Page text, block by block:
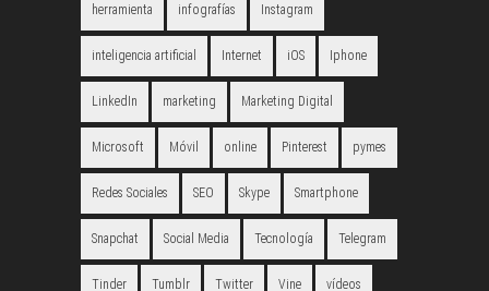
herramienta infografías Instagram
inteligencia artificial Internet iOS Iphone
LinkedIn marketing Marketing Digital
Microsoft Móvil online Pinterest pymes
Redes Sociales SEO Skype Smartphone
Snapchat Social Media Tecnología Telegram
Tinder Tumblr Twitter Vine vídeos